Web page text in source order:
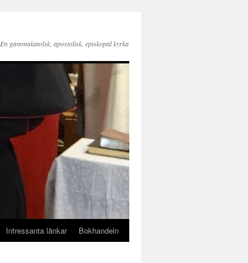
En gammakatolsk, apostolisk, episkopal kyrka
Intressanta länkar Bokhandeln